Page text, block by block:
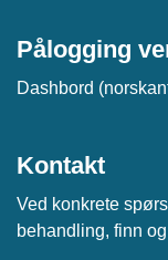
Pålogging
Dashbord
Kontakt
Ved konkrete
behandling, finn